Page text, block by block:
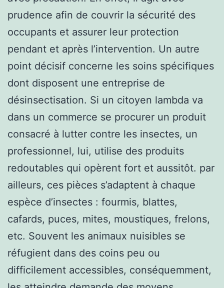
prudence afin de couvrir la sécurité des
occupants et assurer leur protection
pendant et après l’intervention. Un autre
point décisif concerne les soins spécifiques
dont disposent une entreprise de
désinsectisation. Si un citoyen lambda va
dans un commerce se procurer un produit
consacré à lutter contre les insectes, un
professionnel, lui, utilise des produits
redoutables qui opèrent fort et aussitôt. par
ailleurs, ces pièces s’adaptent à chaque
espèce d’insectes : fourmis, blattes,
cafards, puces, mites, moustiques, frelons,
etc. Souvent les animaux nuisibles se
réfugient dans des coins peu ou
difficilement accessibles, conséquemment,